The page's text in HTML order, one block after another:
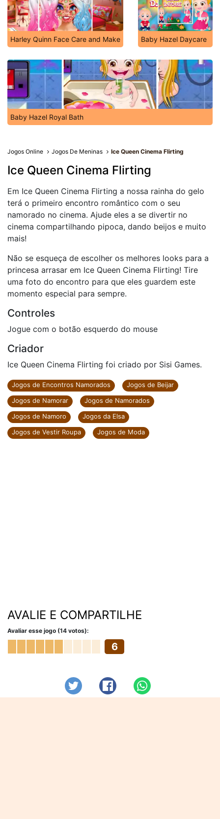
Harley Quinn Face Care and Make Baby Hazel Daycare
Baby Hazel Royal Bath
Jogos Online Jogos De Meninas Ice Queen Cinema Flirting
Ice Queen Cinema Flirting
Em Ice Queen Cinema Flirting a nossa rainha do gelo
terá o primeiro encontro romântico com o seu
namorado no cinema. Ajude eles a se divertir no
cinema compartilhando pipoca, dando beijos e muito
mais!
Não se esqueça de escolher os melhores looks para a
princesa arrasar em Ice Queen Cinema Flirting! Tire
uma foto do encontro para que eles guardem este
momento especial para sempre.
Controles
Jogue com o botão esquerdo do mouse
Criador
Ice Queen Cinema Flirting foi criado por Sisi Games.
Jogos de Encontros Namorados
Jogos de Beijar
Jogos de Namorar
Jogos de Namorados
Jogos de Namoro
Jogos da Elsa
Jogos de Vestir Roupa
Jogos de Moda
AVALIE E COMPARTILHE
Avaliar esse jogo (14 votos):
6